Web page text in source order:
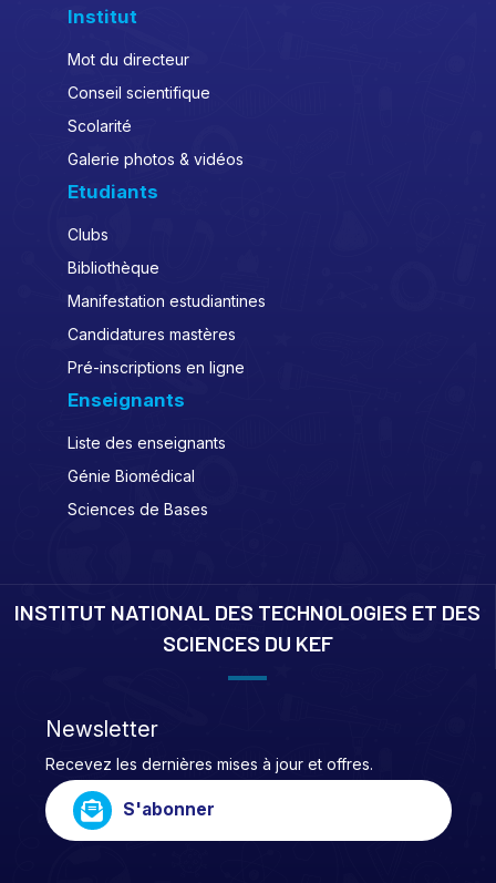
Institut
Mot du directeur
Conseil scientifique
Scolarité
Galerie photos & vidéos
Etudiants
Clubs
Bibliothèque
Manifestation estudiantines
Candidatures mastères
Pré-inscriptions en ligne
Enseignants
Liste des enseignants
Génie Biomédical
Sciences de Bases
INSTITUT NATIONAL DES TECHNOLOGIES ET DES
SCIENCES DU KEF
Newsletter
Recevez les dernières mises à jour et offres.
S'abonner